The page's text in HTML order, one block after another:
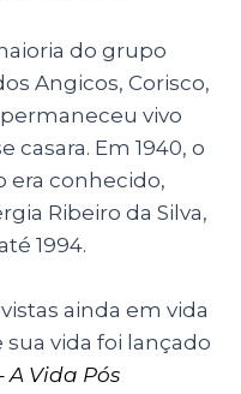
do grupo
Angicos, Corisco,
vivo
casara. Em 1940, o
era conhecido,
Ribeiro da Silva,
1994.
ainda em vida
vida foi lançado
A Vida Pós